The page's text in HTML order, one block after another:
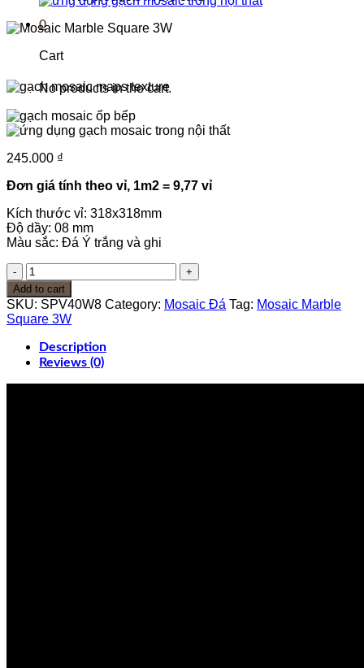
0
Cart
No products in the cart.
245.000 ₫
Đơn giá tính theo vỉ, 1m2 = 9,77 vỉ
Kích thước vỉ: 318x318mm
Độ dầy: 08 mm
Màu sắc: Đá Ý trắng và ghi
Mosaic
Marble
Square
3W
quantity
Add to cart
SKU: SPV40W8 Category: Mosaic Đá Tag: Mosaic Marble
Square 3W
Description
Reviews (0)